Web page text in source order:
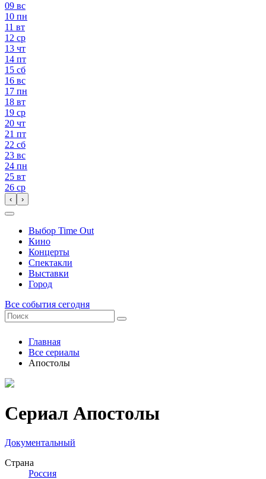
09 вс
10 пн
11 вт
12 ср
13 чт
14 пт
15 сб
16 вс
17 пн
18 вт
19 ср
20 чт
21 пт
22 сб
23 вс
24 пн
25 вт
26 ср
‹ ›
Выбор Time Out
Кино
Концерты
Спектакли
Выставки
Город
Все события сегодня
Главная
Все сериалы
Апостолы
Сериал Апостолы
Документальный
Страна
Россия